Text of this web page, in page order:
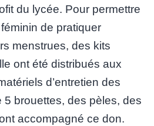
du lycée. Pour permettre
de pratiquer
menstrues, des kits
ont été distribués aux
d’entretien des
5 brouettes, des pèles, des
accompagné ce don.